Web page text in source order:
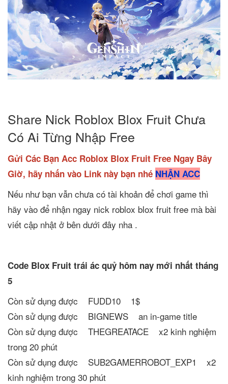
Share Nick Roblox Blox Fruit Chưa
Có Ai Từng Nhập Free
Gửi Các Bạn Acc Roblox Blox Fruit Free Ngay Bây
Giờ, hãy nhấn vào Link này bạn nhé NHẬN ACC
Nếu như bạn vẫn chưa có tài khoản để chơi game thì
hãy vào để nhận ngay nick roblox blox fruit free mà bài
viết cập nhật ở bên dưới đây nha .
Code Blox Fruit trái ác quỷ hôm nay mới nhất tháng
5
Còn sử dụng được FUDD10 1$
Còn sử dụng được BIGNEWS an in-game title
Còn sử dụng được THEGREATACE x2 kinh nghiệm
trong 20 phút
Còn sử dụng được SUB2GAMERROBOT_EXP1 x2
kinh nghiệm trong 30 phút